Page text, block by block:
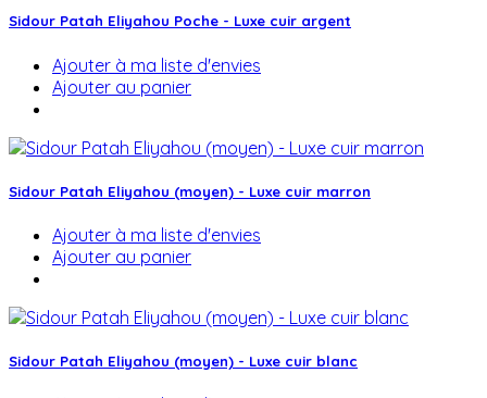
Sidour Patah Eliyahou Poche - Luxe cuir argent
Ajouter à ma liste d'envies
Ajouter au panier
Sidour Patah Eliyahou (moyen) - Luxe cuir marron
Ajouter à ma liste d'envies
Ajouter au panier
Sidour Patah Eliyahou (moyen) - Luxe cuir blanc